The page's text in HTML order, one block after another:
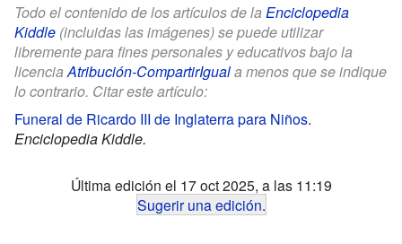
Todo el contenido de los artículos de la Enciclopedia
Kiddle (incluidas las imágenes) se puede utilizar
libremente para fines personales y educativos bajo la
licencia Atribución-CompartirIguala menos que se indique
lo contrario. Citar este artículo:
Funeral de Ricardo III de Inglaterra para Niños.
Enciclopedia Kiddle.
Última edición el 17 oct 2025, a las 11:19
Sugerir una edición.